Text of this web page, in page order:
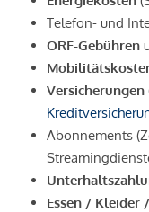
Telefon- und
ORF-Gebühren
Versicherungen
Abonnements
Essen / Kleider